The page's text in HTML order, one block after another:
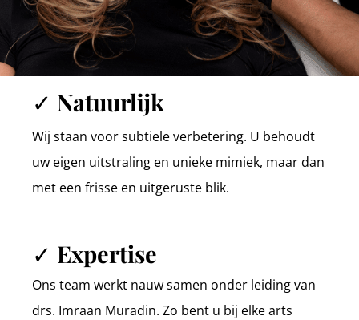
✓ Natuurlijk
Wij staan voor subtiele verbetering. U behoudt
uw eigen uitstraling en unieke mimiek, maar dan
met een frisse en uitgeruste blik.
✓ Expertise
Ons team werkt nauw samen onder leiding van
drs. Imraan Muradin. Zo bent u bij elke arts